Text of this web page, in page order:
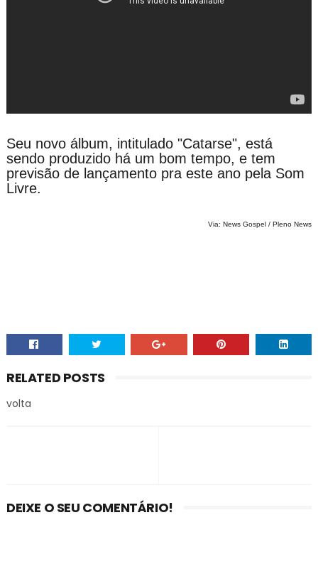
Seu novo álbum, intitulado "Catarse", está
sendo produzido há um bom tempo, e tem
previsão de lançamento pra este ano pela Som
Livre.
Via: News Gospel / Pleno News
RELATED POSTS
volta
DEIXE O SEU COMENTÁRIO!